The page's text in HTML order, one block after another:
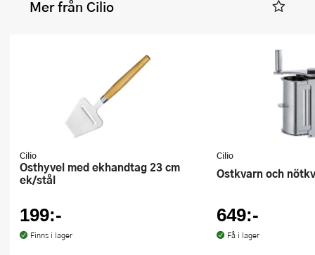
Mer från Cilio
Cilio
Osthyvel med ekhandtag 23 cm
ek/stål
199:-
Finns i lager
Cilio
Ostkvarn och
649:-
Få i lager